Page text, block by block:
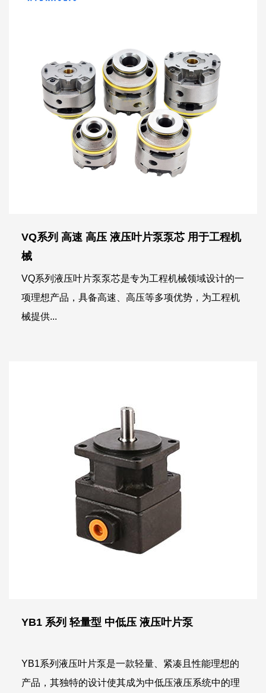
VQ系列 高速 高压 液压叶片泵泵芯 用于工程机
械
VQ系列液压叶片泵泵芯是专为工程机械领域设计的一
项理想产品，具备高速、高压等多项优势，为工程机
械提供...
YB1 系列 轻量型 中低压 液压叶片泵
YB1系列液压叶片泵是一款轻量、紧凑且性能理想的
产品，其独特的设计使其成为中低压液压系统中的理